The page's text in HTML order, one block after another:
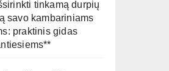
tinkamą durpių
savo kambariniams
praktinis gidas